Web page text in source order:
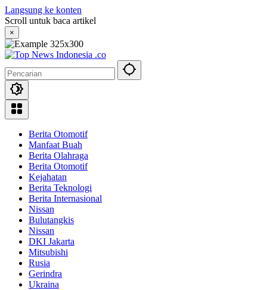
Langsung ke konten
Scroll untuk baca artikel
×
Berita Otomotif
Manfaat Buah
Berita Olahraga
Berita Otomotif
Kejahatan
Berita Teknologi
Berita Internasional
Nissan
Bulutangkis
Nissan
DKI Jakarta
Mitsubishi
Rusia
Gerindra
Ukraina